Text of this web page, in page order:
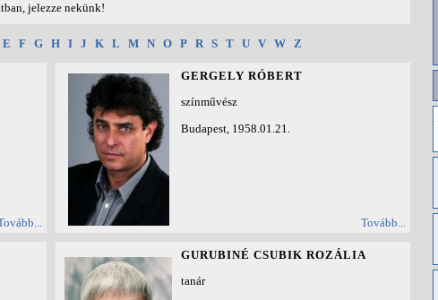
jelezze nekünk!
E F G H I J K L M N O P R S T U V W Z
GERGELY RÓBERT
színművész
Budapest, 1958.01.21.
Tovább...
GURUBINÉ CSUBIK ROZÁLIA
tanár